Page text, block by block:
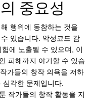
중요성
행위에 동참하는 것을
있습니다. 악성코드 감
에 노출될 수 있으며, 이
피해까지 야기할 수 있습
가들의 창작 의욕을 저하
각한 문제입니다.
작가들의 창작 활동을 지